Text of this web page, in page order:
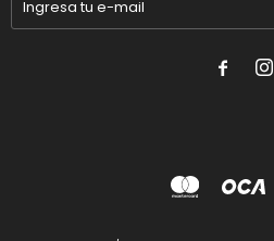
 